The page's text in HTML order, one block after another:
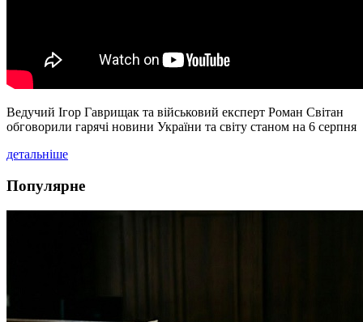
Ведучий Ігор Гаврищак та військовий експерт Роман Світан
обговорили гарячі новини України та світу станом на 6 серпня
детальніше
Популярне